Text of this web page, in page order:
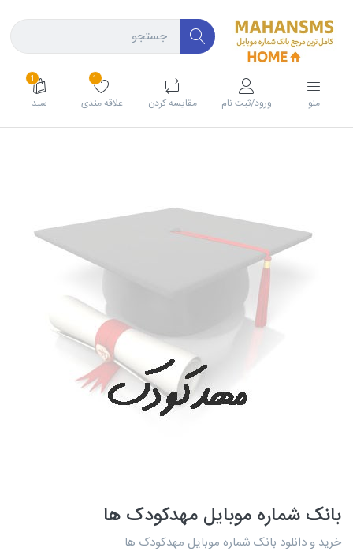
منو ورود/ثبت نام مقايسه كردن
1
علاقه مندی
1
سبد
بانک شماره موبایل مهدکودک ها
خرید و دانلود بانک شماره موبایل مهدکودک ها